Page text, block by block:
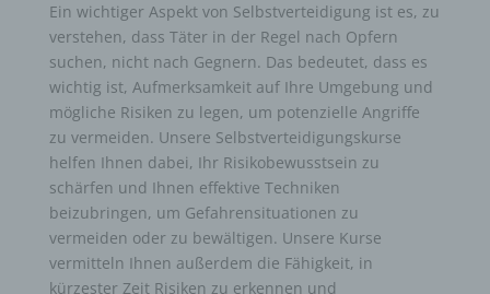
Ein wichtiger Aspekt von Selbstverteidigung ist es, zu
verstehen, dass Täter in der Regel nach Opfern
suchen, nicht nach Gegnern. Das bedeutet, dass es
wichtig ist, Aufmerksamkeit auf Ihre Umgebung und
mögliche Risiken zu legen, um potenzielle Angriffe
zu vermeiden. Unsere Selbstverteidigungskurse
helfen Ihnen dabei, Ihr Risikobewusstsein zu
schärfen und Ihnen effektive Techniken
beizubringen, um Gefahrensituationen zu
vermeiden oder zu bewältigen. Unsere Kurse
vermitteln Ihnen außerdem die Fähigkeit, in
kürzester Zeit Risiken zu erkennen und